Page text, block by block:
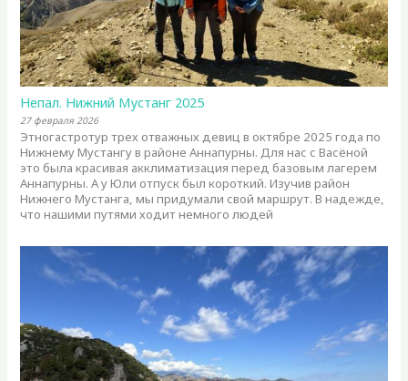
Непал. Нижний Мустанг 2025
27 февраля 2026
Этногастротур трех отважных девиц в октябре 2025 года по
Нижнему Мустангу в районе Аннапурны. Для нас с Васёной
это была красивая акклиматизация перед базовым лагерем
Аннапурны. А у Юли отпуск был короткий. Изучив район
Нижнего Мустанга, мы придумали свой маршрут. В надежде,
что нашими путями ходит немного людей